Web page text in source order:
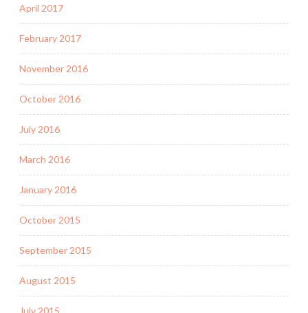
April 2017
February 2017
November 2016
October 2016
July 2016
March 2016
January 2016
October 2015
September 2015
August 2015